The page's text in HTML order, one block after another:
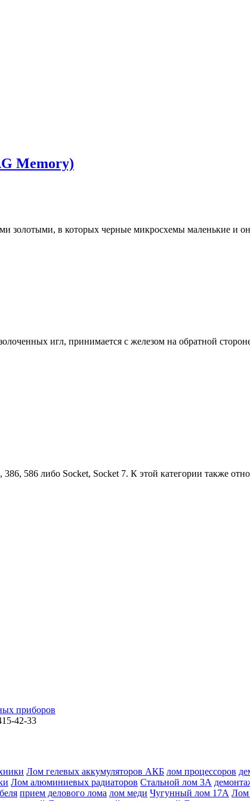
Memory)
золотыми, в которых черные микросхемы маленькие и
игл, принимается с железом на обратной
586 либо Socket, Socket 7. К этой категории также
приборов
42-33
Лом гелевых аккумуляторов АКБ лом процессоров
Лом алюминиевых радиаторов Стальной лом 3А
прием делового лома лом меди Чугунный лом 17А Лом